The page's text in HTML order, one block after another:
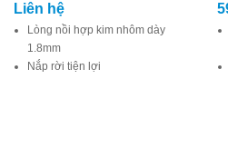
Liên hệ
Lòng nồi hợp kim nhôm dày
1.8mm
Nắp rời tiện lợi